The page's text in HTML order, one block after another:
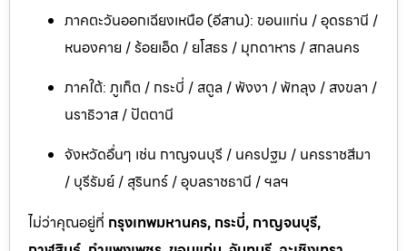
ภาคตะวันออกเฉียงเหนือ (อีสาน): ขอนแก่น / อุดรธานี /
หนองคาย / ร้อยเอ็ด / ยโสธร / มุกดาหาร / สกลนคร
ภาคใต้: ภูเก็ต / กระบี่ / สตูล / พังงา / พัทลุง / สงขลา /
นราธิวาส / ปัตตานี
จังหวัดอื่นๆ เช่น กาญจนบุรี / นครปฐม / นครราชสีมา
/ บุรีรัมย์ / สุรินทร์ / อุบลราชธานี / ฯลฯ
ไม่ว่าคุณอยู่ที่ กรุงเทพมหานคร, กระบี่, กาญจนบุรี,